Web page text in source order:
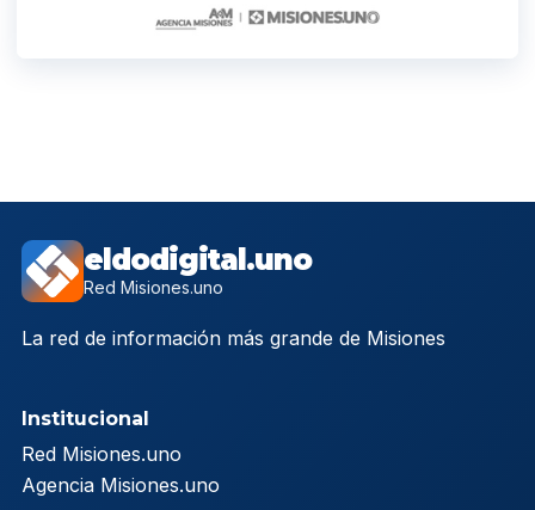
eldodigital.uno
Red Misiones.uno
La red de información más grande de Misiones
Institucional
Red Misiones.uno
Agencia Misiones.uno